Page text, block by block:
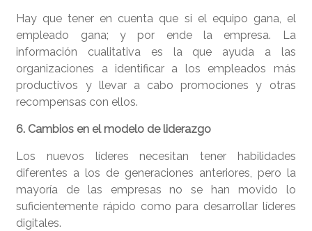
Hay que tener en cuenta que si el equipo gana, el
empleado gana; y por ende la empresa. La
información cualitativa es la que ayuda a las
organizaciones a identificar a los empleados más
productivos y llevar a cabo promociones y otras
recompensas con ellos.
6. Cambios en el modelo de liderazgo
Los nuevos líderes necesitan tener habilidades
diferentes a los de generaciones anteriores, pero la
mayoría de las empresas no se han movido lo
suficientemente rápido como para desarrollar líderes
digitales.